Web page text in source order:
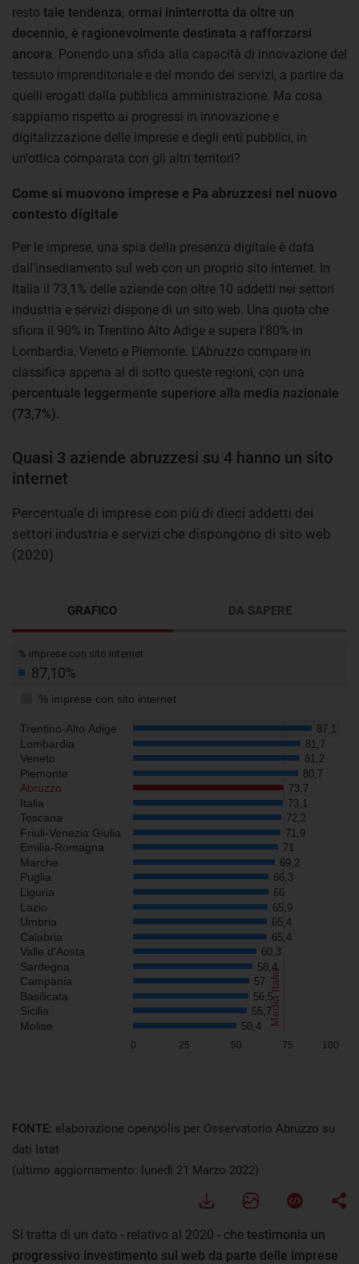
resto tale tendenza, ormai ininterrotta da oltre un
decennio, è ragionevolmente destinata a rafforzarsi
ancora. Ponendo una sfida alla capacità di innovazione del
tessuto imprenditoriale e del mondo dei servizi, a partire da
quelli erogati dalla pubblica amministrazione. Ma cosa
sappiamo rispetto ai progressi in innovazione e
digitalizzazione delle imprese e degli enti pubblici, in
un'ottica comparata con gli altri territori?
Come si muovono imprese e Pa abruzzesi nel nuovo
contesto digitale
Per le imprese, una spia della presenza digitale è data
dall'insediamento sul web con un proprio sito internet. In
Italia il 73,1% delle aziende con oltre 10 addetti nei settori
industria e servizi dispone di un sito web. Una quota che
sfiora il 90% in Trentino Alto Adige e supera l'80% in
Lombardia, Veneto e Piemonte. L'Abruzzo compare in
classifica appena al di sotto queste regioni, con una
percentuale leggermente superiore alla media nazionale
(73,7%).
Quasi 3 aziende abruzzesi su 4 hanno un sito
internet
Percentuale di imprese con più di dieci addetti dei
settori industria e servizi che dispongono di sito web
(2020)
GRAFICO DA SAPERE
FONTE: elaborazione openpolis per Osservatorio Abruzzo su
dati Istat
(ultimo aggiornamento: lunedì 21 Marzo 2022)
Si tratta di un dato - relativo al 2020 - che testimonia un
progressivo investimento sul web da parte delle imprese